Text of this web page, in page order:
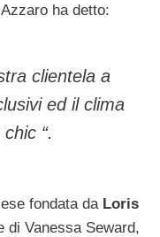
ha detto:
clientela a
ed il clima
“.
fondata da Loris
di Vanessa Seward,